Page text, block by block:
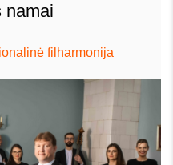
namai
filharmonija